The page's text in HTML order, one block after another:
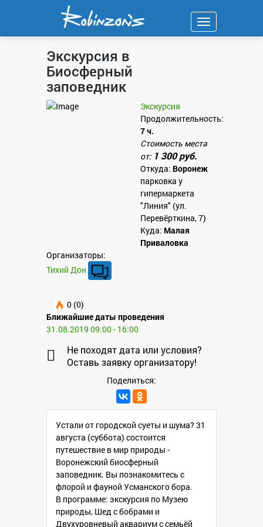
Навигация
Экскурсия в
Биосферный
заповедник
Экскурсия
Продолжительность:
7 ч.
Стоимость места
от: 1 300 руб.
Откуда: Воронеж
парковка у
гипермаркета
"Линия" (ул.
Перевёрткина, 7)
Куда: Малая
Приваловка
Организаторы:
Тихий Дон
0 (0)
Ближайшие даты проведения
31.08.2019 09:00 - 16:00
Не походят дата или условия?
Оставь заявку организатору!
Поделиться:
Устали от городской суеты и шума? 31
августа (суббота) состоится
путешествие в мир природы -
Воронежский биосферный
заповедник. Вы познакомитесь с
флорой и фауной Усманского бора.
В программе: экскурсия по Музею
природы, Шед с бобрами и
Двухуровневый аквариум с семьёй